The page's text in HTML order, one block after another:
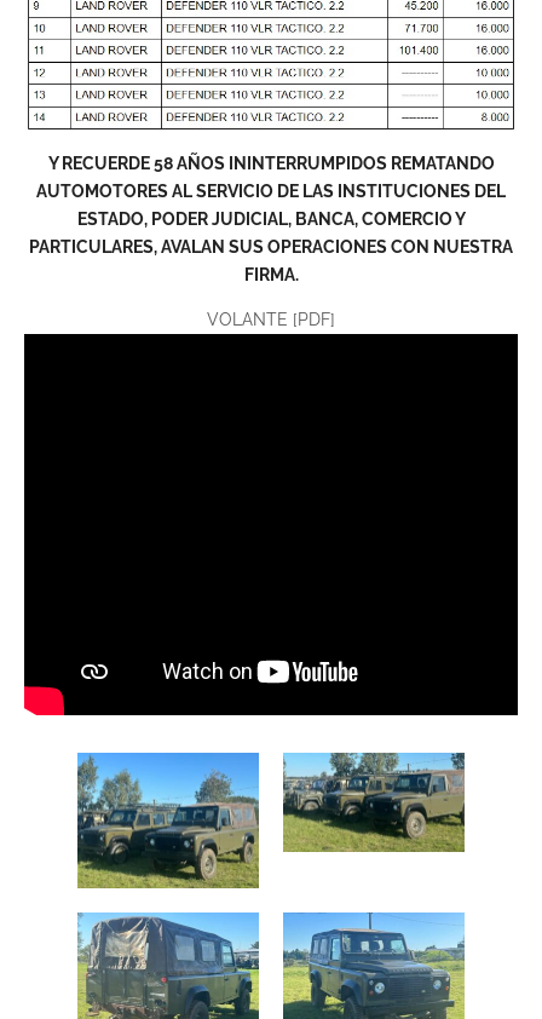
Y RECUERDE 58 AÑOS ININTERRUMPIDOS REMATANDO
AUTOMOTORES AL SERVICIO DE LAS INSTITUCIONES DEL
ESTADO, PODER JUDICIAL, BANCA, COMERCIO Y
PARTICULARES, AVALAN SUS OPERACIONES CON NUESTRA
FIRMA.
VOLANTE [PDF]